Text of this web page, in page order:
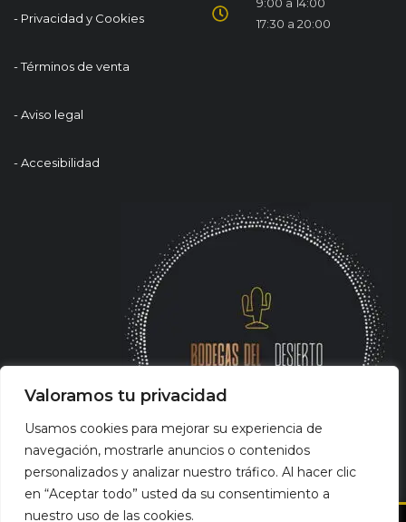
Valoramos tu privacidad
Usamos cookies para mejorar su experiencia de
navegación, mostrarle anuncios o contenidos
personalizados y analizar nuestro tráfico. Al hacer clic
en “Aceptar todo” usted da su consentimiento a
nuestro uso de las cookies.
- Privacidad y Cookies
- Términos de venta
- Aviso legal
- Accesibilidad
17:30 a 20:00